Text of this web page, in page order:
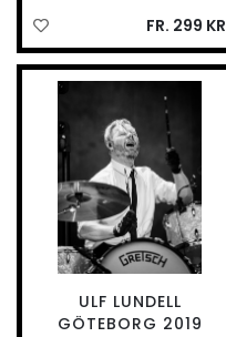
FR. 299 KR
ULF LUNDELL
GÖTEBORG 2019